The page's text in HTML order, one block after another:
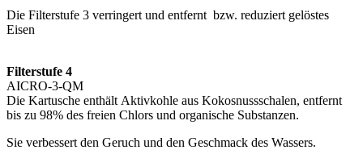
Die Filterstufe 3 verringert und entfernt bzw. reduziert gelöstes
Eisen
Filterstufe 4
AICRO-3-QM
Die Kartusche enthält Aktivkohle aus Kokosnussschalen, entfernt
bis zu 98% des freien Chlors und organische Substanzen.
Sie verbessert den Geruch und den Geschmack des Wassers.